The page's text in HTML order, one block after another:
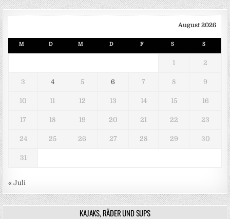
August 2026
M D M D F S S
1 2
3 4 5 6 7 8 9
10 11 12 13 14 15 16
17 18 19 20 21 22 23
24 25 26 27 28 29 30
31
« Juli
KAJAKS, RÄDER UND SUPS